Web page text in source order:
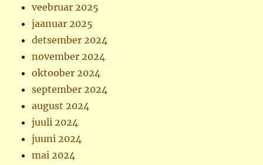
veebruar 2025
jaanuar 2025
detsember 2024
november 2024
oktoober 2024
september 2024
august 2024
juuli 2024
juuni 2024
mai 2024